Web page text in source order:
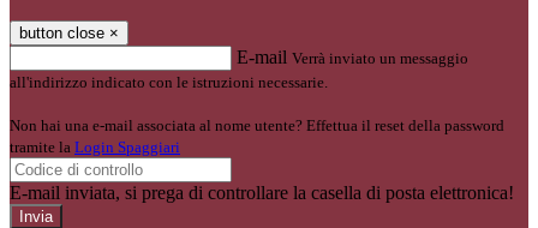
button close ×
E-mail Verrà inviato un messaggio
all'indirizzo indicato con le istruzioni necessarie.
Non hai una e-mail associata al nome utente? Effettua il reset della password
tramite la Login Spaggiari
E-mail inviata, si prega di controllare la casella di posta elettronica!